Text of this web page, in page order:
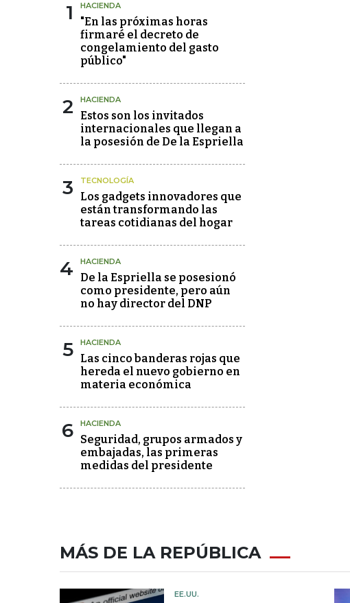
1 HACIENDA
"En las próximas horas
firmaré el decreto de
congelamiento del gasto
público"
2 HACIENDA
Estos son los invitados
internacionales que llegan a
la posesión de De la Espriella
3 TECNOLOGÍA
Los gadgets innovadores que
están transformando las
tareas cotidianas del hogar
4 HACIENDA
De la Espriella se posesionó
como presidente, pero aún
no hay director del DNP
5 HACIENDA
Las cinco banderas rojas que
hereda el nuevo gobierno en
materia económica
6 HACIENDA
Seguridad, grupos armados y
embajadas, las primeras
medidas del presidente
MÁS DE LA REPÚBLICA
EE.UU.